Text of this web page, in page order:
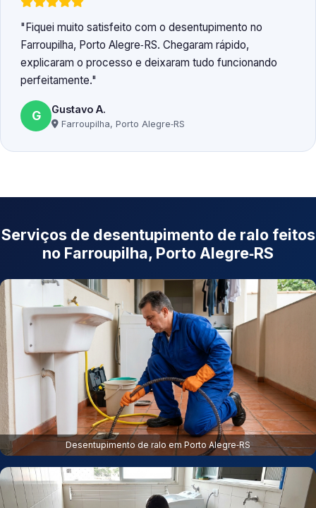
Fiquei muito satisfeito com o desentupimento no
Farroupilha, Porto Alegre‑RS. Chegaram rápido,
explicaram o processo e deixaram tudo funcionando
perfeitamente.
G Gustavo A.
Farroupilha, Porto Alegre‑RS
Serviços de desentupimento de ralo feitos
no Farroupilha, Porto Alegre‑RS
Desentupimento de ralo em Porto Alegre‑RS